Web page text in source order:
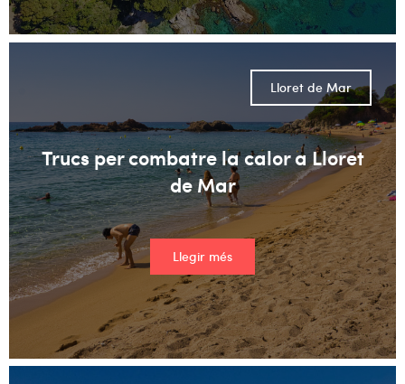
Trucs per combatre la calor a Lloret
de Mar
Llegir més
Lloret de Mar